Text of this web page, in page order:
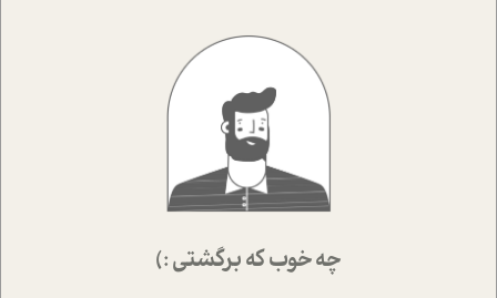
چه خوب که برگشتی :)